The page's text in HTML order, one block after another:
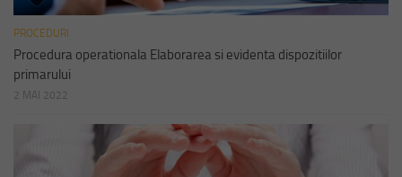
PROCEDURI
Procedura operationala Elaborarea si evidenta dispozitiilor
primarului
2 MAI 2022